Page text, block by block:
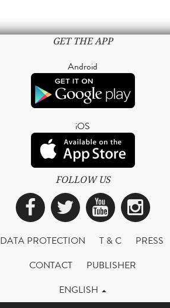
GET THE APP
Android
iOS
FOLLOW US
Facebook
Twitter
DATA PROTECTION T & C
PRESS
CONTACT
PUBLISHER
ENGLISH